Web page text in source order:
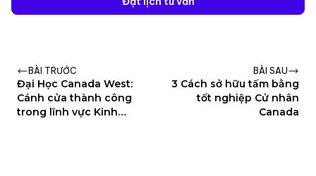
BÀI TRƯỚC
Đại Học Canada West:
Cánh cửa thành công
trong lĩnh vực Kinh
BÀI SAU
3 Cách sở hữu tấm bằng
tốt nghiệp Cử nhân
Canada